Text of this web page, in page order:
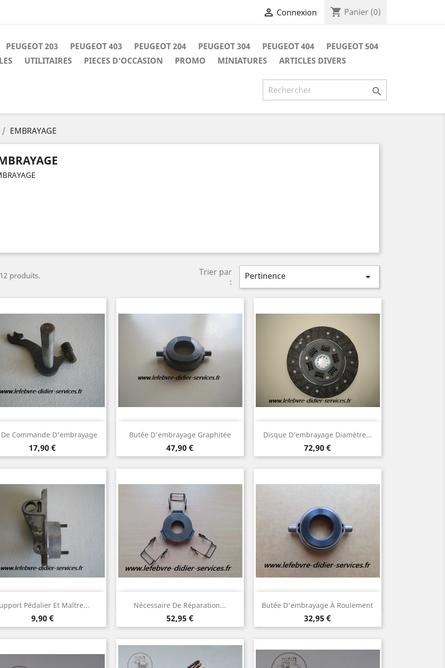
 Connexion shopping_cart Panier (0)
PEUGEOT 203 PEUGEOT 403 PEUGEOT 204 PEUGEOT 304 PEUGEOT 404
PEUGEOT 504
UTILITAIRES PIECES D'OCCASION PROMO MINIATURES ARTICLES DIVERS

EMBRAYAGE
produits.
Trier par
:
Pertinence 
De Commande D'embrayage
Prix
17,90 €
Aperçu rapide Butée D'embrayage Graphitée
Prix
47,90 €
Aperçu rapide Disque D’embrayage Diamètre...
Prix
72,90 €
Aperçu rapide
Pédalier Et Maître...
Prix
9,90 €
Aperçu rapide Nécessaire De Réparation...
Prix
52,95 €
Aperçu rapide Butée D'embrayage À Roulement
Prix
32,95 €
Aperçu rapide